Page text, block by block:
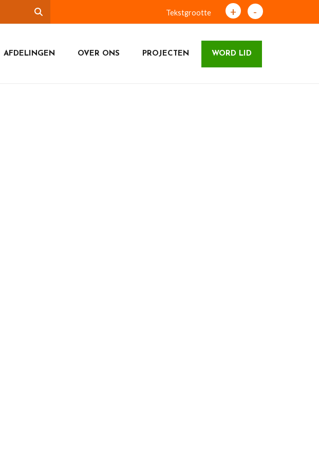
Tekstgrootte + -
AFDELINGEN OVER ONS PROJECTEN WORD LID